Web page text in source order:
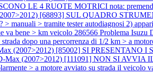
LE 4 RUOTE MOTRICI nota:
[68893] SUL QUADRO
manuali > tramite tester autodiagnosi 2)
va bene > km veicolo 286566 Problema
dopo una percorrenza di 1/2 km > a
(2007>2012) [85002] SI
Max (2007>2012) [111091] NON SI AVVIA
> a motore avviato su strada il veicolo